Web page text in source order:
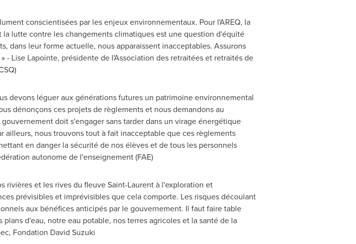
conscientisées par les enjeux environnementaux. Pour l'AREQ, la
lutte contre les changements climatiques est une question d'équité
dans leur forme actuelle, nous apparaissent inacceptables. Assurons
- Lise Lapointe, présidente de l'Association des retraitées et retraités de
devons léguer aux générations futures un patrimoine environnemental
dénonçons ces projets de règlements et nous demandons au
doit s'engager sans tarder dans un virage énergétique
ailleurs, nous trouvons tout à fait inacceptable que ces règlements
en danger la sécurité de nos élèves et de tous les personnels
autonome de l'enseignement (FAE)
rivières et les rives du fleuveSaint-Laurentà l'exploration et
prévisibles et imprévisibles que cela comporte. Les risques découlant
aux bénéfices anticipés par le gouvernement. Il faut faire table
d'eau, notre eau potable, nos terres agricoles et la santé de la
Fondation David Suzuki